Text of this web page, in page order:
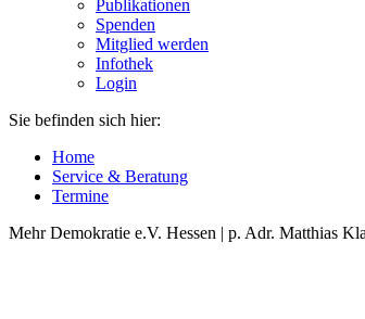
Publikationen
Spenden
Mitglied werden
Infothek
Login
Sie befinden sich hier:
Home
Service & Beratung
Termine
Mehr Demokratie e.V. Hessen | p. Adr. Matthias